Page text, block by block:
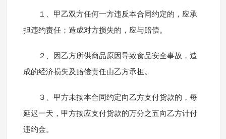
１、甲乙双方任何一方违反本合同约定的，应承
担违约责任；造成对方损失的，应与赔偿。
２、因乙方所供商品原因导致食品安全事故，造
成的经济损失及赔偿责任由乙方承担。
３、甲方未按本合同约定向乙方支付货款的，每
延迟一天，甲方按应支付货款的万分之五向乙方计付
违约金。